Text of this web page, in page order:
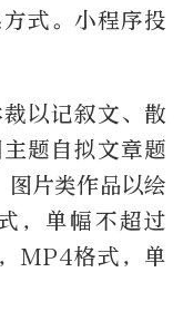
式。小程序投
以记叙文、散
题自拟文章题
片类作品以绘
，单幅不超过
MP4格式，单